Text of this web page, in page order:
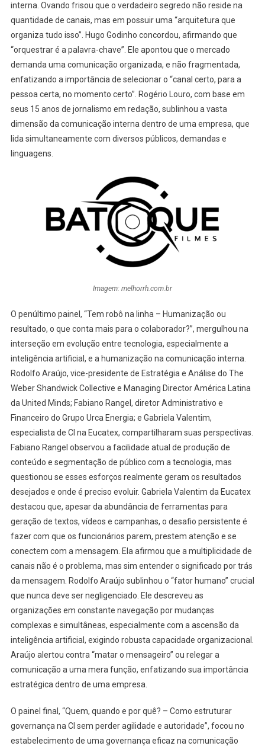
interna. Ovando frisou que o verdadeiro segredo não reside na
quantidade de canais, mas em possuir uma “arquitetura que
organiza tudo isso”. Hugo Godinho concordou, afirmando que
“orquestrar é a palavra-chave”. Ele apontou que o mercado
demanda uma comunicação organizada, e não fragmentada,
enfatizando a importância de selecionar o “canal certo, para a
pessoa certa, no momento certo”. Rogério Louro, com base em
seus 15 anos de jornalismo em redação, sublinhou a vasta
dimensão da comunicação interna dentro de uma empresa, que
lida simultaneamente com diversos públicos, demandas e
linguagens.
Imagem: melhorrh.com.br
O penúltimo painel, “Tem robô na linha – Humanização ou
resultado, o que conta mais para o colaborador?”, mergulhou na
interseção em evolução entre tecnologia, especialmente a
inteligência artificial, e a humanização na comunicação interna.
Rodolfo Araújo, vice-presidente de Estratégia e Análise do The
Weber Shandwick Collective e Managing Director América Latina
da United Minds; Fabiano Rangel, diretor Administrativo e
Financeiro do Grupo Urca Energia; e Gabriela Valentim,
especialista de CI na Eucatex, compartilharam suas perspectivas.
Fabiano Rangel observou a facilidade atual de produção de
conteúdo e segmentação de público com a tecnologia, mas
questionou se esses esforços realmente geram os resultados
desejados e onde é preciso evoluir. Gabriela Valentim da Eucatex
destacou que, apesar da abundância de ferramentas para
geração de textos, vídeos e campanhas, o desafio persistente é
fazer com que os funcionários parem, prestem atenção e se
conectem com a mensagem. Ela afirmou que a multiplicidade de
canais não é o problema, mas sim entender o significado por trás
da mensagem. Rodolfo Araújo sublinhou o “fator humano” crucial
que nunca deve ser negligenciado. Ele descreveu as
organizações em constante navegação por mudanças
complexas e simultâneas, especialmente com a ascensão da
inteligência artificial, exigindo robusta capacidade organizacional.
Araújo alertou contra “matar o mensageiro” ou relegar a
comunicação a uma mera função, enfatizando sua importância
estratégica dentro de uma empresa.
O painel final, “Quem, quando e por quê? – Como estruturar
governança na CI sem perder agilidade e autoridade”, focou no
estabelecimento de uma governança eficaz na comunicação